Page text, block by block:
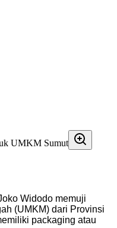
Widodo memuji
(UMKM) dari Provinsi
packaging atau